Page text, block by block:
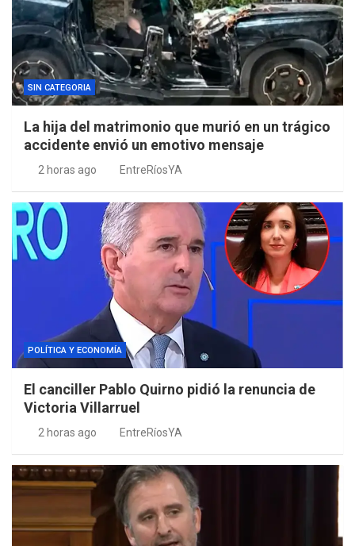
SIN CATEGORIA
La hija del matrimonio que murió en un trágico
accidente envió un emotivo mensaje
2 horas ago EntreRíosYA
POLÍTICA Y ECONOMÍA
El canciller Pablo Quirno pidió la renuncia de
Victoria Villarruel
2 horas ago EntreRíosYA